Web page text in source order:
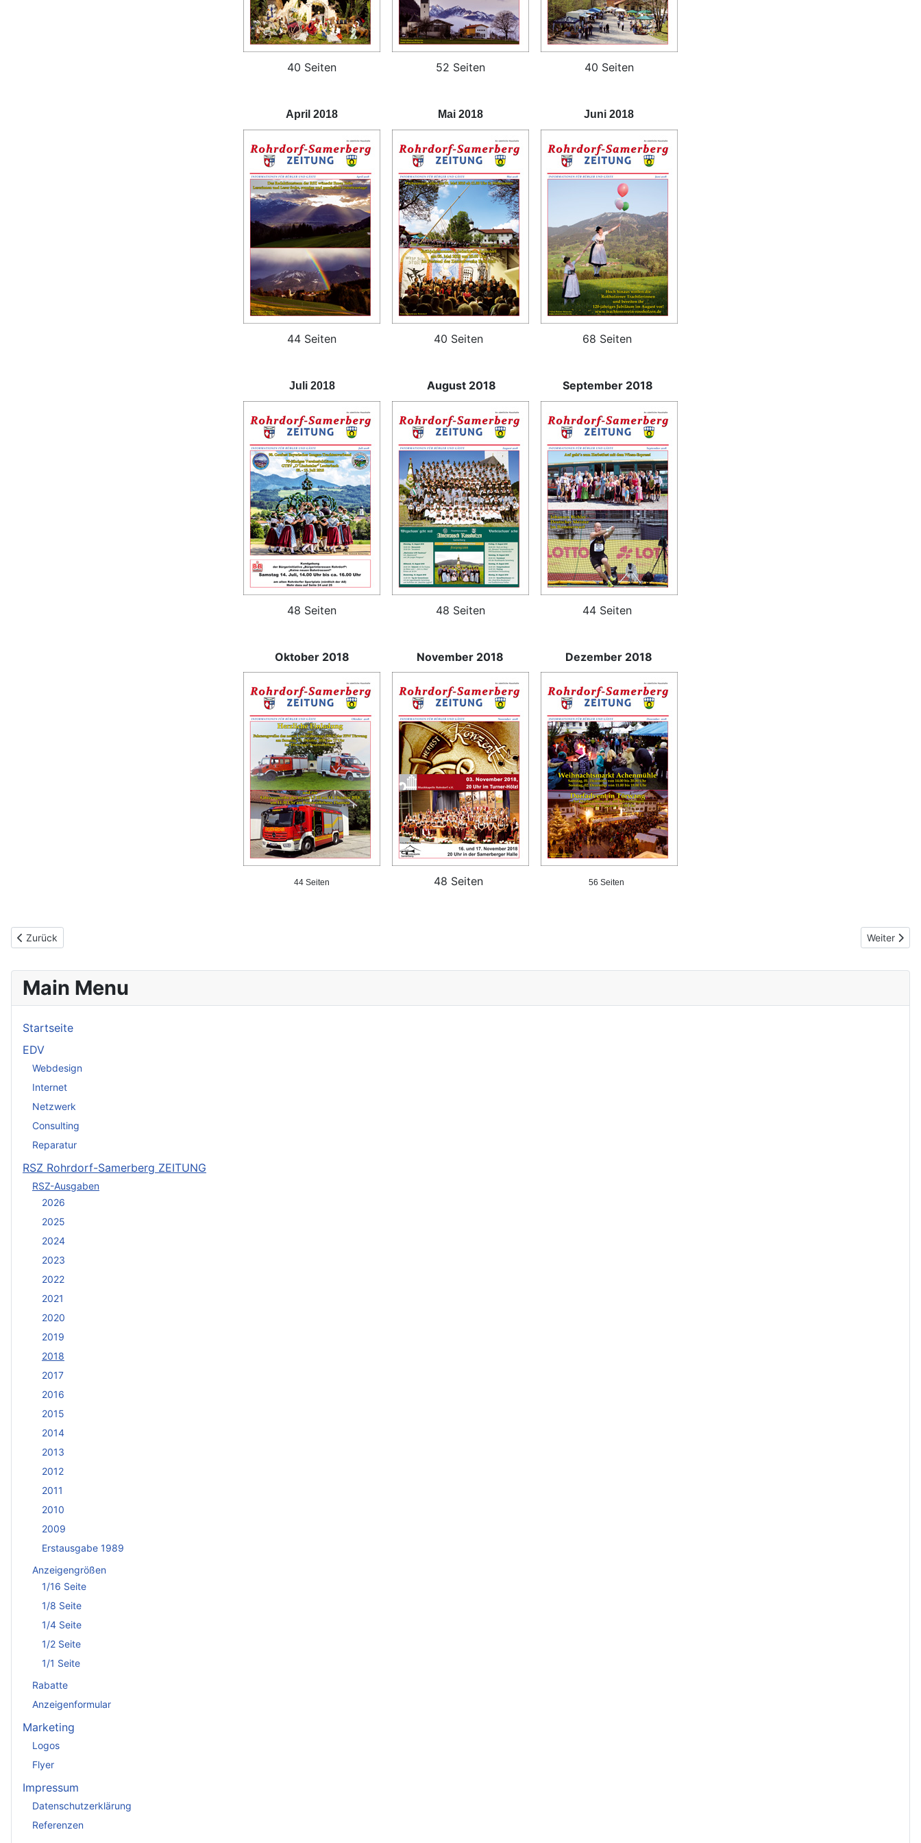
40 Seiten 52 Seiten 40 Seiten
April 2018 Mai 2018 Juni 2018
44 Seiten 40 Seiten 68 Seiten
Juli 2018 August 2018 September 2018
48 Seiten 48 Seiten 44 Seiten
Oktober 2018 November 2018 Dezember 2018
44 Seiten 48 Seiten 56 Seiten
Vorheriger Beitrag: 2017
Zurück Nächster
Weiter
Main Menu
Startseite
EDV
Webdesign
Internet
Netzwerk
Consulting
Reparatur
RSZ Rohrdorf-Samerberg ZEITUNG
RSZ-Ausgaben
2026
2025
2024
2023
2022
2021
2020
2019
2018
2017
2016
2015
2014
2013
2012
2011
2010
2009
Erstausgabe 1989
Anzeigengrößen
1/16 Seite
1/8 Seite
1/4 Seite
1/2 Seite
1/1 Seite
Rabatte
Anzeigenformular
Marketing
Logos
Flyer
Impressum
Datenschutzerklärung
Referenzen